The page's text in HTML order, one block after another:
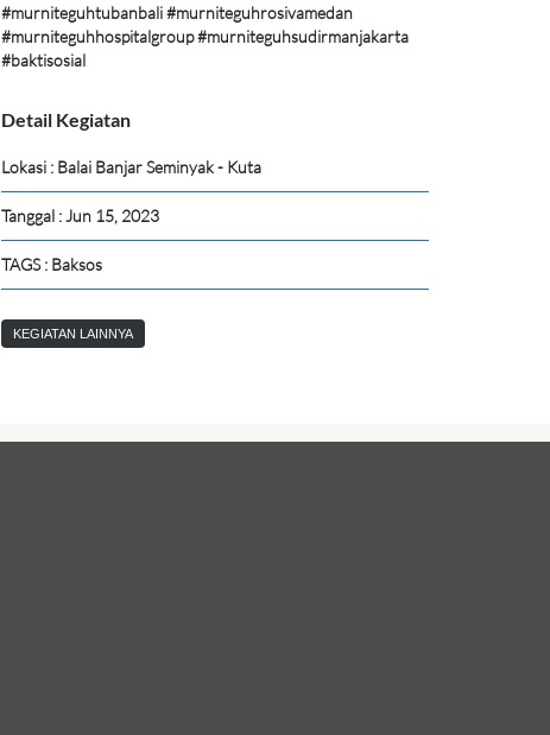
#murniteguhtubanbali #murniteguhrosivamedan
#murniteguhhospitalgroup #murniteguhsudirmanjakarta
#baktisosial
Detail Kegiatan
Lokasi : Balai Banjar Seminyak - Kuta
Tanggal : Jun 15, 2023
TAGS : Baksos
KEGIATAN LAINNYA